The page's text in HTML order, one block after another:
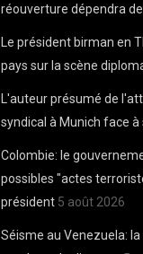
réouverture dépendra
Le président birman en
pays sur la scène
L'auteur présumé de
syndical à Munich face
Colombie: le
possibles "actes
président 5 août 2026
Séisme au Venezuela: